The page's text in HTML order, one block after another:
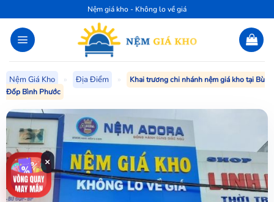
qua
nội
dung
Nệm giá kho - Không lo về giá
Nệm Giá Kho » Địa Điểm »
Khai trương chi nhánh nệm giá kho tại Bù
Đốp Bình Phước
×